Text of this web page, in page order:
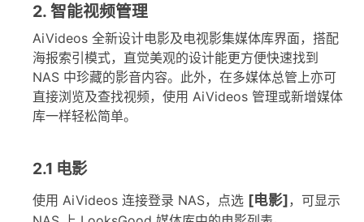
2. 智能视频管理
AiVideos 全新设计电影及电视影集媒体库界面，搭配
海报索引模式，直觉美观的设计能更方便快速找到
NAS 中珍藏的影音内容。此外，在多媒体总管上亦可
直接浏览及查找视频，使用 AiVideos 管理或新增媒体
库一样轻松简单。
2.1 电影
使用 AiVideos 连接登录 NAS，点选 [电影]，可显示